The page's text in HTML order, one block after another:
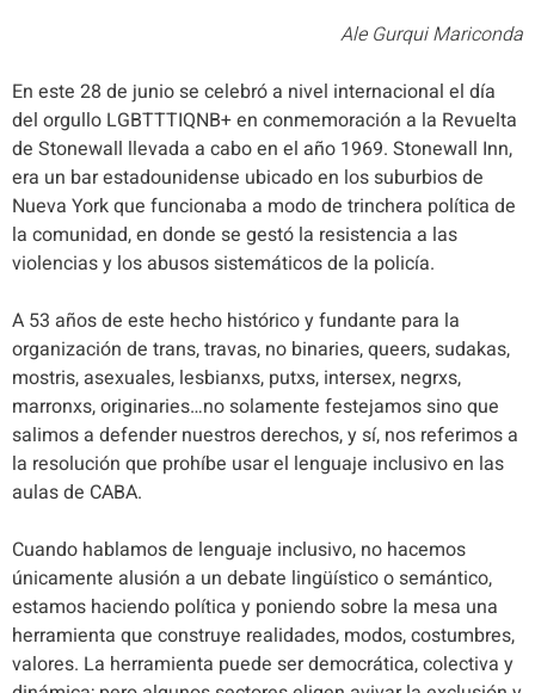
Ale Gurqui Mariconda
En este 28 de junio se celebró a nivel internacional el día
del orgullo LGBTTTIQNB+ en conmemoración a la Revuelta
de Stonewall llevada a cabo en el año 1969. Stonewall Inn,
era un bar estadounidense ubicado en los suburbios de
Nueva York que funcionaba a modo de trinchera política de
la comunidad, en donde se gestó la resistencia a las
violencias y los abusos sistemáticos de la policía.
A 53 años de este hecho histórico y fundante para la
organización de trans, travas, no binaries, queers, sudakas,
mostris, asexuales, lesbianxs, putxs, intersex, negrxs,
marronxs, originaries…no solamente festejamos sino que
salimos a defender nuestros derechos, y sí, nos referimos a
la resolución que prohíbe usar el lenguaje inclusivo en las
aulas de CABA.
Cuando hablamos de lenguaje inclusivo, no hacemos
únicamente alusión a un debate lingüístico o semántico,
estamos haciendo política y poniendo sobre la mesa una
herramienta que construye realidades, modos, costumbres,
valores. La herramienta puede ser democrática, colectiva y